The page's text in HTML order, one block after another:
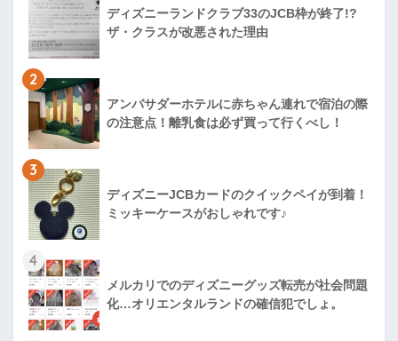
ディズニーランドクラブ33のJCB枠が終了!?
ザ・クラスが改悪された理由
2
アンバサダーホテルに赤ちゃん連れで宿泊の際
の注意点！離乳食は必ず買って行くべし！
3
ディズニーJCBカードのクイックペイが到着！
ミッキーケースがおしゃれです♪
4
メルカリでのディズニーグッズ転売が社会問題
化…オリエンタルランドの確信犯でしょ。